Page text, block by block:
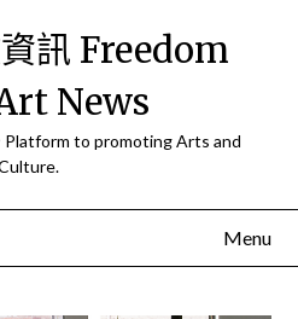
訊 Freedom
News
Platform to promoting Arts and
Menu